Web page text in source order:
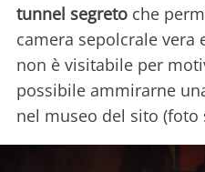
tunnel segreto che
camera sepolcrale
non è visitabile per
possibile ammirarne
nel museo del sito (foto